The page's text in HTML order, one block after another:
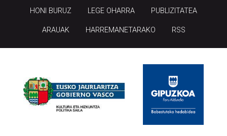
HONI BURUZ LEGE OHARRA PUBLIZITATEA
ARAUAK HARREMANETARAKO RSS